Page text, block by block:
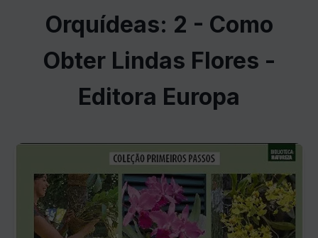
Orquídeas: 2 - Como
Obter Lindas Flores -
Editora Europa